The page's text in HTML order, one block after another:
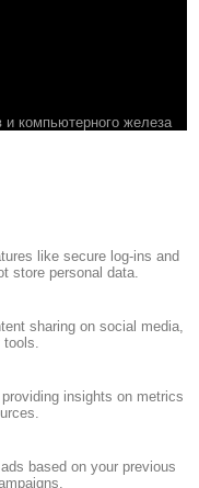
и компьютерного железа
like secure log-ins and
store personal data.
sharing on social media,
insights on metrics
based on your previous